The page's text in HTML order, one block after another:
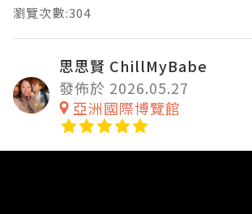
瀏覽次數:304
思思賢 ChillMyBabe
發佈於 2026.05.27
亞洲國際博覽館